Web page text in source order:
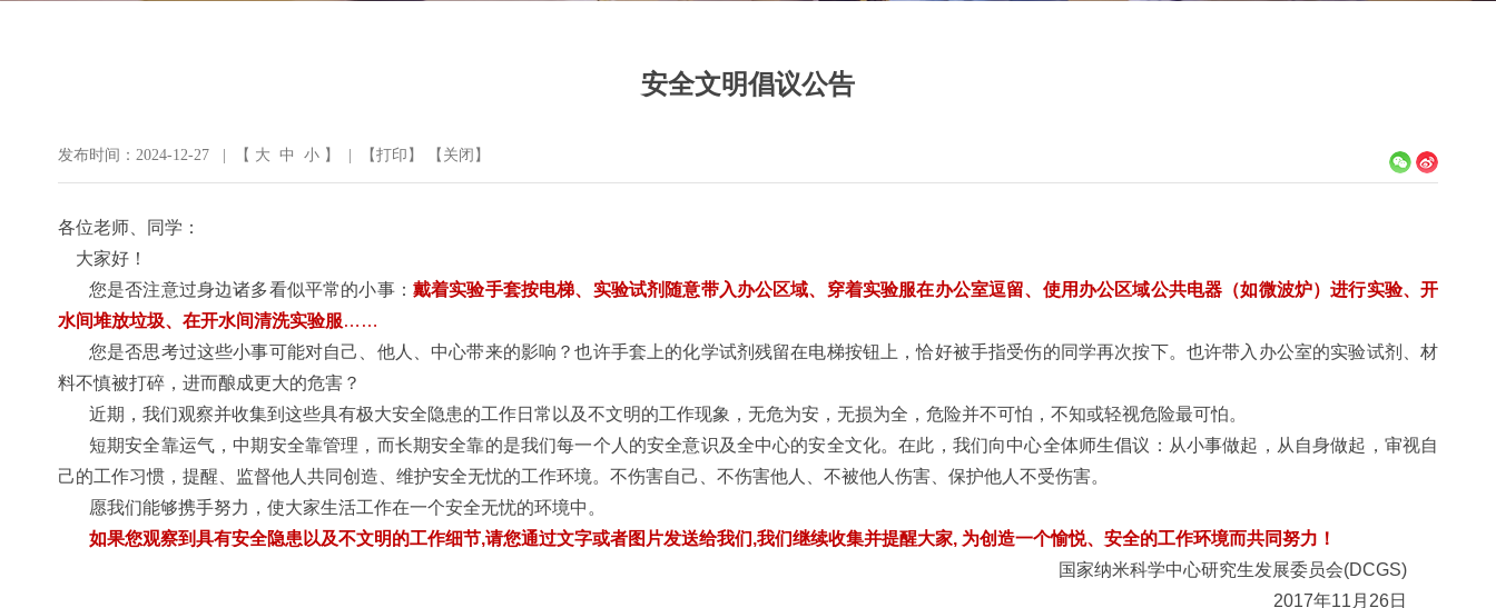
安全文明倡议公告
发布时间：2024-12-27 | 【 大 中 小 】 | 【 打印 】 【 关闭 】
各位老师、同学：
大家好！
您是否注意过身边诸多看似平常的小事： 戴着实验手套按电梯、实验试剂随意带入办公区域、穿着实验服在办公室逗留、使用办公区域公共电器（如微波炉）进行实验、开
水间堆放垃圾、在开水间清洗实验服……
您是否思考过这些小事可能对自己、他人、中心带来的影响？也许手套上的化学试剂残留在电梯按钮上，恰好被手指受伤的同学再次按下。也许带入办公室的实验试剂、材
料不慎被打碎，进而酿成更大的危害？
近期，我们观察并收集到这些具有极大安全隐患的工作日常以及不文明的工作现象，无危为安，无损为全，危险并不可怕，不知或轻视危险最可怕。
短期安全靠运气，中期安全靠管理，而长期安全靠的是我们每一个人的安全意识及全中心的安全文化。在此，我们向中心全体师生倡议：从小事做起，从自身做起，审视自
己的工作习惯，提醒、监督他人共同创造、维护安全无忧的工作环境。不伤害自己、不伤害他人、不被他人伤害、保护他人不受伤害。
愿我们能够携手努力，使大家生活工作在一个安全无忧的环境中。
如果您观察到具有安全隐患以及不文明的工作细节,请您通过文字或者图片发送给我们,我们继续收集并提醒大家, 为创造一个愉悦、安全的工作环境而共同努力！
国家纳米科学中心研究生发展委员会(DCGS)
2017年11 月 26日